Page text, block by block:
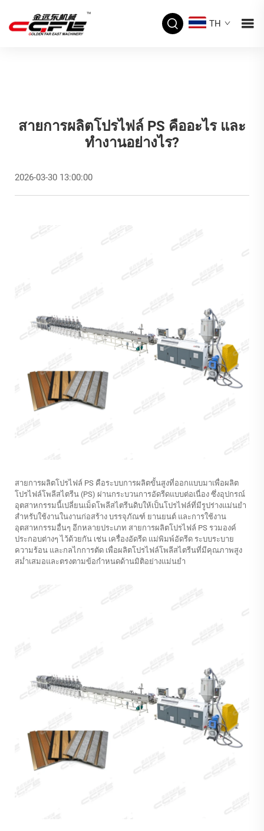
TH
สายการผลิตโปรไฟล์ PS คืออะไร และ
ทำงานอย่างไร?
2026-03-30 13:00:00
สายการผลิตโปรไฟล์ PS คือระบบการผลิตขั้นสูงที่ออกแบบมาเพื่อผลิต
โปรไฟล์โพลีสไตรีน (PS) ผ่านกระบวนการอัดรีดแบบต่อเนื่อง ซึ่งอุปกรณ์
อุตสาหกรรมนี้เปลี่ยนเม็ดโพลีสไตรีนดิบให้เป็นโปรไฟล์ที่มีรูปร่างแม่นยำ
สำหรับใช้งานในงานก่อสร้าง บรรจุภัณฑ์ ยานยนต์ และการใช้งาน
อุตสาหกรรมอื่นๆ อีกหลายประเภท สายการผลิตโปรไฟล์ PS รวมองค์
ประกอบต่างๆ ไว้ด้วยกัน เช่น เครื่องอัดรีด แม่พิมพ์อัดรีด ระบบระบาย
ความร้อน และกลไกการตัด เพื่อผลิตโปรไฟล์โพลีสไตรีนที่มีคุณภาพสูง
สม่ำเสมอและตรงตามข้อกำหนดด้านมิติอย่างแม่นยำ